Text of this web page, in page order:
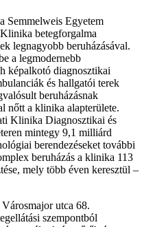
Semmelweis Egyetem
betegforgalma
legnagyobb beruházásával.
a legmodernebb
képalkotó diagnosztikai
és hallgatói terek
beruházásnak
nőtt a klinika alapterülete.
Klinika Diagnosztikai és
mintegy 9,1 milliárd
berendezéseket további
beruházás a klinika 113
mely több éven keresztül –
utca 68.
szempontból